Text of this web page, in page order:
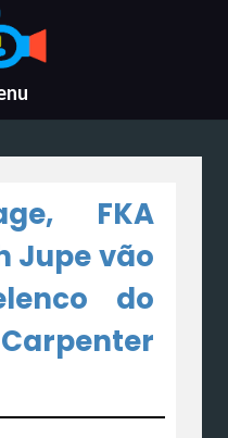
FKA
Jupe vão
do